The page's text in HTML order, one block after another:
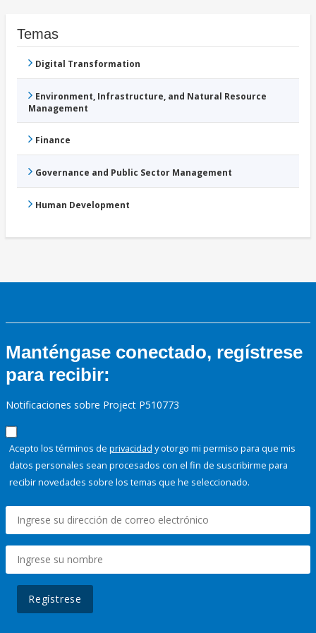
Temas
Digital Transformation
Environment, Infrastructure, and Natural Resource
Management
Finance
Governance and Public Sector Management
Human Development
Manténgase conectado, regístrese
para recibir:
Notificaciones sobre Project P510773
Acepto los términos de privacidad y otorgo mi permiso para que mis
datos personales sean procesados con el fin de suscribirme para
recibir novedades sobre los temas que he seleccionado.
Regístrese